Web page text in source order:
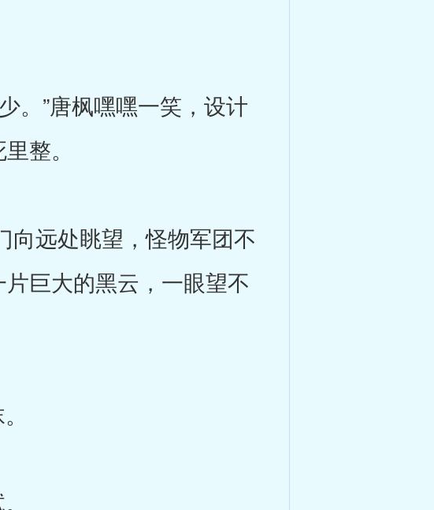
”唐枫嘿嘿一笑，设计
整。
远处眺望，怪物军团不
巨大的黑云，一眼望不